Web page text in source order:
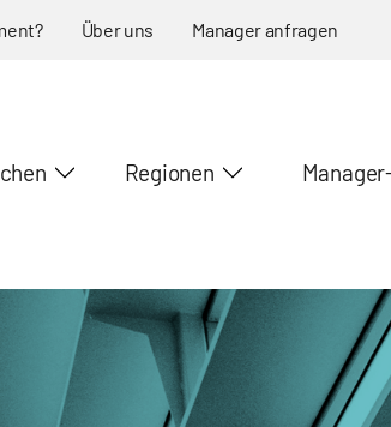
Über uns Manager anfragen
Regionen